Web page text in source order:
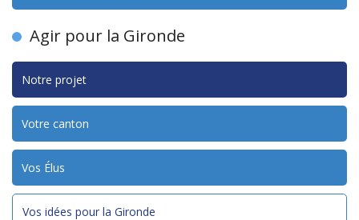
Agir pour la Gironde
Notre projet
Votre canton
Vos Élus
Vos idées pour la Gironde